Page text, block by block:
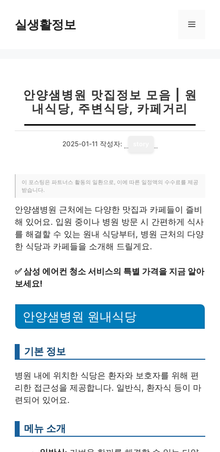
실생활정보 메
안양샘병원 맛집정보 모음 | 원
내식당, 주변식당, 카페거리
2025-01-11 작성자:
이 포스팅은 파트너스 활동의 일환으로, 이에 따른 일정액의 수수료를 제공
받습니다.
안양샘병원 근처에는 다양한 맛집과 카페들이 즐비
해 있어요. 입원 중이나 병원 방문 시 간편하게 식사
를 해결할 수 있는 원내 식당부터, 병원 근처의 다양
한 식당과 카페들을 소개해 드릴게요.
✅삼성 에어컨 청소 서비스의 특별 가격을 지금 알아
보세요!
안양샘병원 원내식당
기본 정보
병원 내에 위치한 식당은 환자와 보호자를 위해 편
리한 접근성을 제공합니다. 일반식, 환자식 등이 마
련되어 있어요.
메뉴 소개